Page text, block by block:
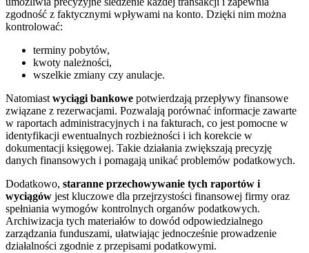
zgodność z faktycznymi wpływami na konto. Dzięki nim można
kontrolować:
terminy pobytów,
kwoty należności,
wszelkie zmiany czy anulacje.
Natomiast wyciągi bankowe potwierdzają przepływy finansowe
związane z rezerwacjami. Pozwalają porównać informacje zawarte
w raportach administracyjnych i na fakturach, co jest pomocne w
identyfikacji ewentualnych rozbieżności i ich korekcie w
dokumentacji księgowej. Takie działania zwiększają precyzję
danych finansowych i pomagają unikać problemów podatkowych.
Dodatkowo, staranne przechowywanie tych raportów i
wyciągów jest kluczowe dla przejrzystości finansowej firmy oraz
spełniania wymogów kontrolnych organów podatkowych.
Archiwizacja tych materiałów to dowód odpowiedzialnego
zarządzania funduszami, ułatwiając jednocześnie prowadzenie
działalności zgodnie z przepisami podatkowymi.